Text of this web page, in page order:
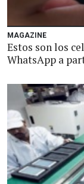
MAGAZINE
Estos son los
WhatsApp a